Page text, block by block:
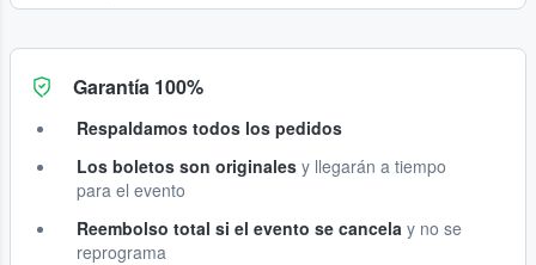
Garantía 100%
Respaldamos todos los pedidos
Los boletos son originales y llegarán a tiempo
para el evento
Reembolso total si el evento se cancela y no se
reprograma